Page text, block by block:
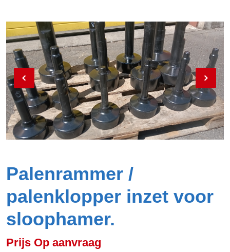
Palenrammer /
palenklopper inzet voor
sloophamer.
Prijs Op aanvraag